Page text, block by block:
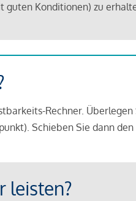
guten Konditionen) zu
Rechner. Überlegen
Schieben Sie dann
leisten?